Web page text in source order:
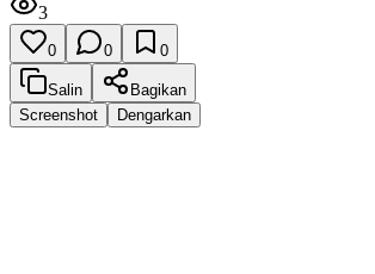
3
0 0 0
Salin
Bagikan
Screenshot
Dengarkan